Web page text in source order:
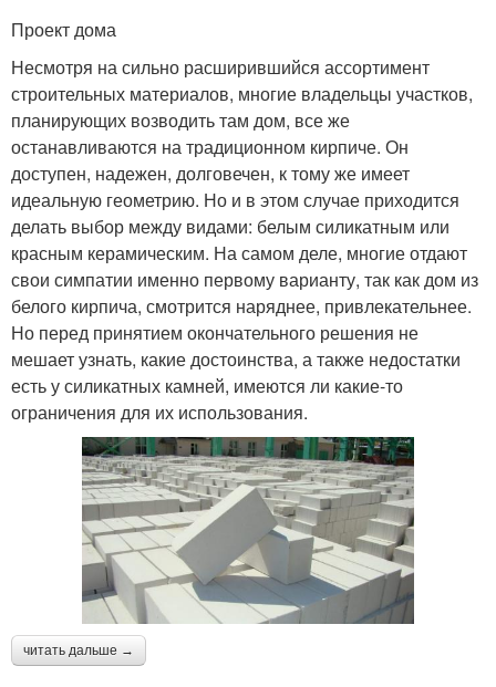
Проект дома
Несмотря на сильно расширившийся ассортимент
строительных материалов, многие владельцы участков,
планирующих возводить там дом, все же
останавливаются на традиционном кирпиче. Он
доступен, надежен, долговечен, к тому же имеет
идеальную геометрию. Но и в этом случае приходится
делать выбор между видами: белым силикатным или
красным керамическим. На самом деле, многие отдают
свои симпатии именно первому варианту, так как дом из
белого кирпича, смотрится наряднее, привлекательнее.
Но перед принятием окончательного решения не
мешает узнать, какие достоинства, а также недостатки
есть у силикатных камней, имеются ли какие-то
ограничения для их использования.
читать дальше →